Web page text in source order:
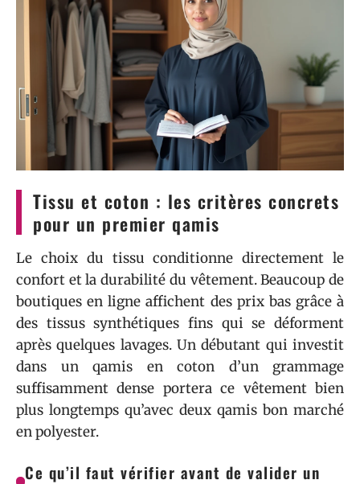
Tissu et coton : les critères concrets
pour un premier qamis
Le choix du tissu conditionne directement le
confort et la durabilité du vêtement. Beaucoup de
boutiques en ligne affichent des prix bas grâce à
des tissus synthétiques fins qui se déforment
après quelques lavages. Un débutant qui investit
dans un qamis en coton d’un grammage
suffisamment dense portera ce vêtement bien
plus longtemps qu’avec deux qamis bon marché
en polyester.
Ce qu’il faut vérifier avant de valider un